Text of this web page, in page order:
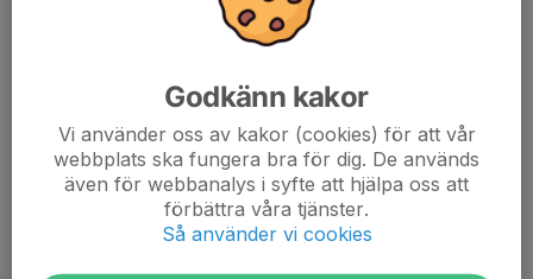
Godkänn kakor
Vi använder oss av kakor (cookies) för att vår
webbplats ska fungera bra för dig. De används
även för webbanalys i syfte att hjälpa oss att
förbättra våra tjänster.
Så använder vi cookies